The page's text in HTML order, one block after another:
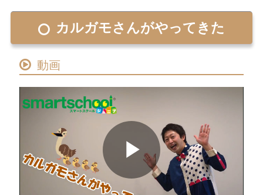
カルガモさんがやってきた
動画
Play